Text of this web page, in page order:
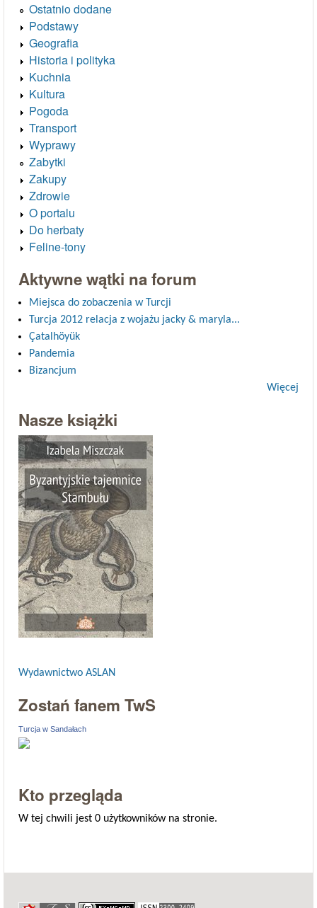
Ostatnio dodane
Podstawy
Geografia
Historia i polityka
Kuchnia
Kultura
Pogoda
Transport
Wyprawy
Zabytki
Zakupy
Zdrowie
O portalu
Do herbaty
Feline-tony
Aktywne wątki na forum
Miejsca do zobaczenia w Turcji
Turcja 2012 relacja z wojażu jacky & maryla...
Çatalhöyük
Pandemia
Bizancjum
Więcej
Nasze książki
Wydawnictwo ASLAN
Zostań fanem TwS
Turcja w Sandałach
Kto przegląda
W tej chwili jest 0 użytkowników na stronie.